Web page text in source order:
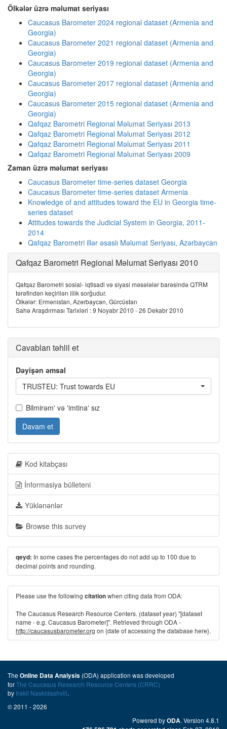
Ölkələr üzrə məlumat seriyası
Caucasus Barometer 2024 regional dataset (Armenia and
Georgia)
Caucasus Barometer 2021 regional dataset (Armenia and
Georgia)
Caucasus Barometer 2019 regional dataset (Armenia and
Georgia)
Caucasus Barometer 2017 regional dataset (Armenia and
Georgia)
Caucasus Barometer 2015 regional dataset (Armenia and
Georgia)
Qafqaz Barometri Regional Məlumat Seriyası 2013
Qafqaz Barometri Regional Məlumat Seriyası 2012
Qafqaz Barometri Regional Məlumat Seriyası 2011
Qafqaz Barometri Regional Məlumat Seriyası 2009
Zaman üzrə məlumat seriyası
Caucasus Barometer time-series dataset Georgia
Caucasus Barometer time-series dataset Armenia
Knowledge of and attitudes toward the EU in Georgia time-
series dataset
Attitudes towards the Judicial System in Georgia, 2011-
2014
Qafqaz Barometri illər əsaslı Məlumat Seriyası, Azərbaycan
Qafqaz Barometri Regional Məlumat Seriyası 2010
Qafqaz Barometri sosial- iqtisadi və siyasi məsələlər barəsində QTRM
tərəfindən keçirilən illik sorğudur.
Ölkələr: Ermənistan, Azərbaycan, Gürcüstan
Sahə Araşdırması Tarixləri : 9 Noyabr 2010 - 26 Dekabr 2010
Cavabları təhlil et
Dəyişən əmsal
TRUSTEU: Trust towards EU
Bilmirəm' və 'imtina' sız
Davam et
Kod kitabçası
İnformasiya bülleteni
Yüklənənlər
Browse this survey
qeyd: In some cases the percentages do not add up to 100 due to
decimal points and rounding.
Please use the following citationwhen citing data from ODA:
The Caucasus Research Resource Centers. (dataset year) "[dataset
name - e.g. Caucasus Barometer]". Retrieved through ODA -
http://caucasusbarometer.org on {date of accessing the database here}.
The Online Data Analysis (ODA) application was developed
forThe Caucasus Research Resource Centers (CRRC)
by Irakli Naskidashvili.
© 2011 - 2026
Powered byODA. Version 4.8.1